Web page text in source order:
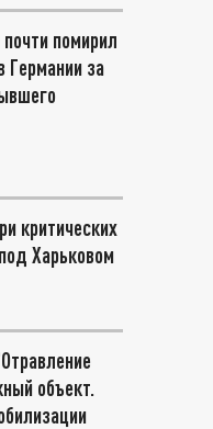
помирил
Германии за
критических
Харьковом
объект.